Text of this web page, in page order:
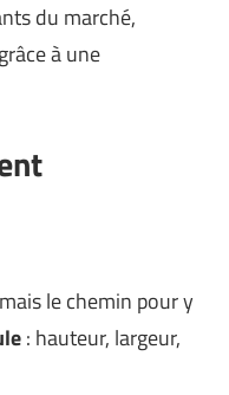
du marché,
à une
le chemin pour y
: hauteur, largeur,